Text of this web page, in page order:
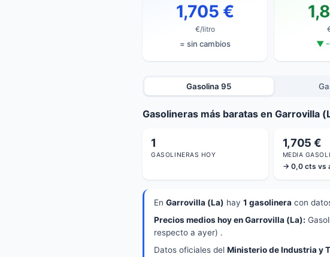
1,705 €
€/litro
= sin cambios ▼ -
Gasolina 95
Gasolineras más baratas en Garrovilla
1
GASOLINERAS HOY
1,705 €
MEDIA
→ 0,0 cts vs
En Garrovilla (La) hay 1 gasolinera con
Precios medios hoy en Garrovilla (La):
respecto a ayer) .
Datos oficiales del Ministerio de Industria y